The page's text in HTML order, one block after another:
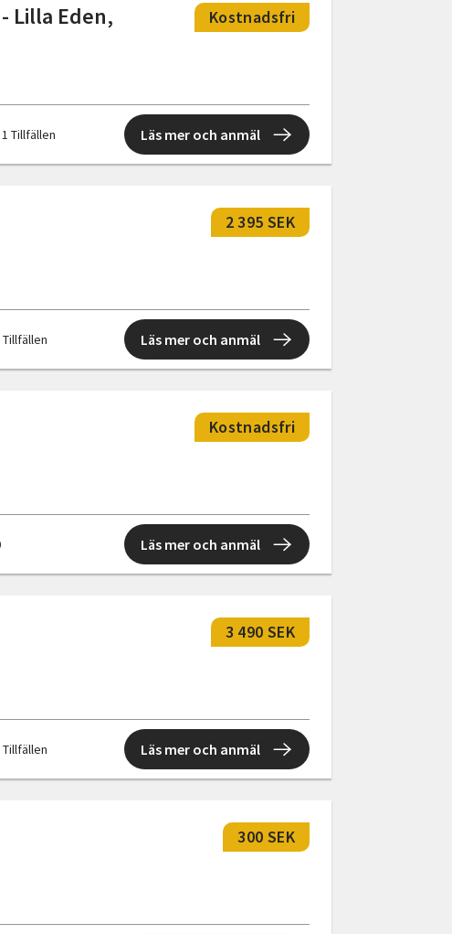
Lilla Eden,
Kostnadsfri
1 Tillfällen Läs mer och anmäl
2 395 SEK
Tillfällen Läs mer och anmäl
Kostnadsfri
Läs mer och anmäl
3 490 SEK
Tillfällen Läs mer och anmäl
300 SEK